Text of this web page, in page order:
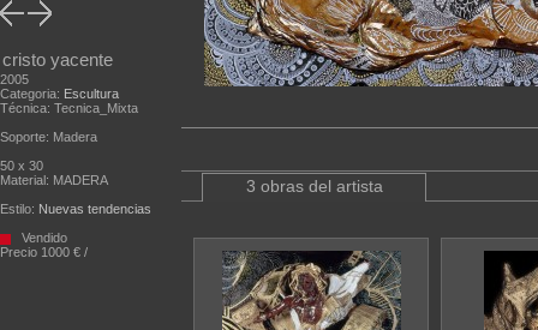
cristo yacente
2005
Categoria: Escultura
Técnica: Tecnica_Mixta
Soporte: Madera
50 x 30
Material: MADERA
Estilo: Nuevas tendencias
Vendido
Precio 1000 € /
3 obras del artista